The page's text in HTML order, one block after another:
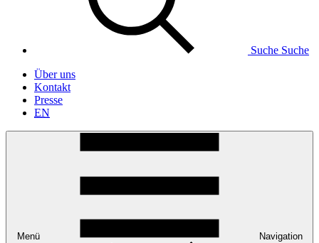
Suche Suche
Über uns
Kontakt
Presse
EN
Menü Navigation